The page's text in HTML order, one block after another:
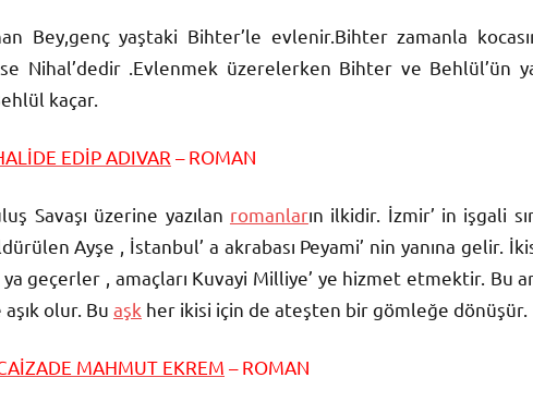
Bey,genç yaştaki Bihter’le evlenir.Bihter zamanla
Nihal’dedir .Evlenmek üzerelerken Bihter ve Behlül’ün
kaçar.
EDİP ADIVAR – ROMAN
Savaşı üzerine yazılan romanların ilkidir. İzmir’ in işgali
Ayşe , İstanbul’ a akrabası Peyami’ nin yanına gelir.
ya geçerler , amaçları Kuvayi Milliye’ ye hizmet etmektir. Bu
aşık olur. Bu aşk her ikisi için de ateşten bir gömleğe dönüşür.
MAHMUT EKREM – ROMAN